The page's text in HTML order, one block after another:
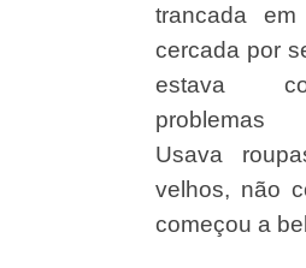
trancada
cercada por
estava
problemas
Usava
velhos, não
começou a